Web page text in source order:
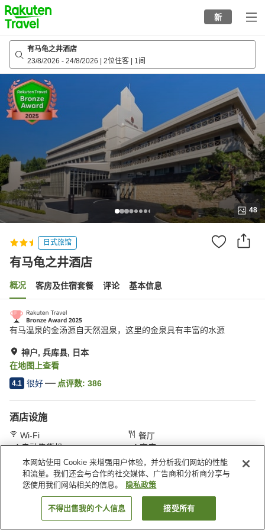
to
top
page
新
有马龟之井酒店
23/8/2026 - 24/8/2026 2位住客 1间
48
日式旅馆
有马龟之井酒店
概况 客房及住宿套餐 评论 基本信息
有马温泉的金汤源自天然温泉，这里的金泉具有丰富的水源
神户, 兵库县, 日本
在地图上查看
4.1 很好 点评数: 386
酒店设施
Wi-Fi
餐厅
自动售货机
商店
首页 日本 兵库县 神户 有马龟之井酒店
搜索客房
本网站使用 Cookie 来增强用户体验，并分析我们网站的性能
和流量。我们还会与合作的社交媒体、广告商和分析商分享与
您使用我们网站相关的信息。
隐私政策
不得出售我的个人信息 接受所有